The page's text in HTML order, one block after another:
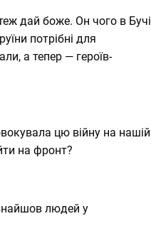
дай боже. Он чого в Бучі
потрібні для
а тепер — героїв-
цю війну на нашій
на фронт?
людей у